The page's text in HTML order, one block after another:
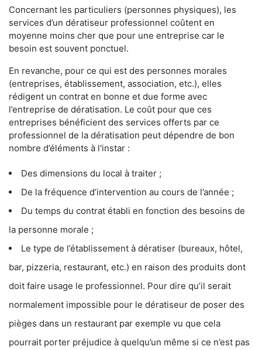
Concernant les particuliers (personnes physiques), les
services d’un dératiseur professionnel coûtent en
moyenne moins cher que pour une entreprise car le
besoin est souvent ponctuel.
En revanche, pour ce qui est des personnes morales
(entreprises, établissement, association, etc.), elles
rédigent un contrat en bonne et due forme avec
l’entreprise de dératisation. Le coût pour que ces
entreprises bénéficient des services offerts par ce
professionnel de la dératisation peut dépendre de bon
nombre d’éléments à l'instar :
Des dimensions du local à traiter ;
De la fréquence d’intervention au cours de l’année ;
Du temps du contrat établi en fonction des besoins de
la personne morale ;
Le type de l’établissement à dératiser (bureaux, hôtel,
bar, pizzeria, restaurant, etc.) en raison des produits dont
doit faire usage le professionnel. Pour dire qu’il serait
normalement impossible pour le dératiseur de poser des
pièges dans un restaurant par exemple vu que cela
pourrait porter préjudice à quelqu’un même si ce n’est pas